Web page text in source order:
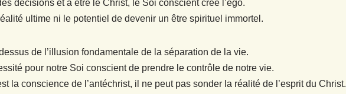
décisions et à être le Christ, le Soi conscient crée l’ego.
ultime ni le potentiel de devenir un être spirituel immortel.
de l’illusion fondamentale de la séparation de la vie.
pour notre Soi conscient de prendre le contrôle de notre vie.
la conscience de l’antéchrist, il ne peut pas sonder la réalité de l’esprit du Christ.